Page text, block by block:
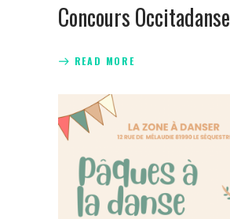
Concours Occitadanse
READ MORE